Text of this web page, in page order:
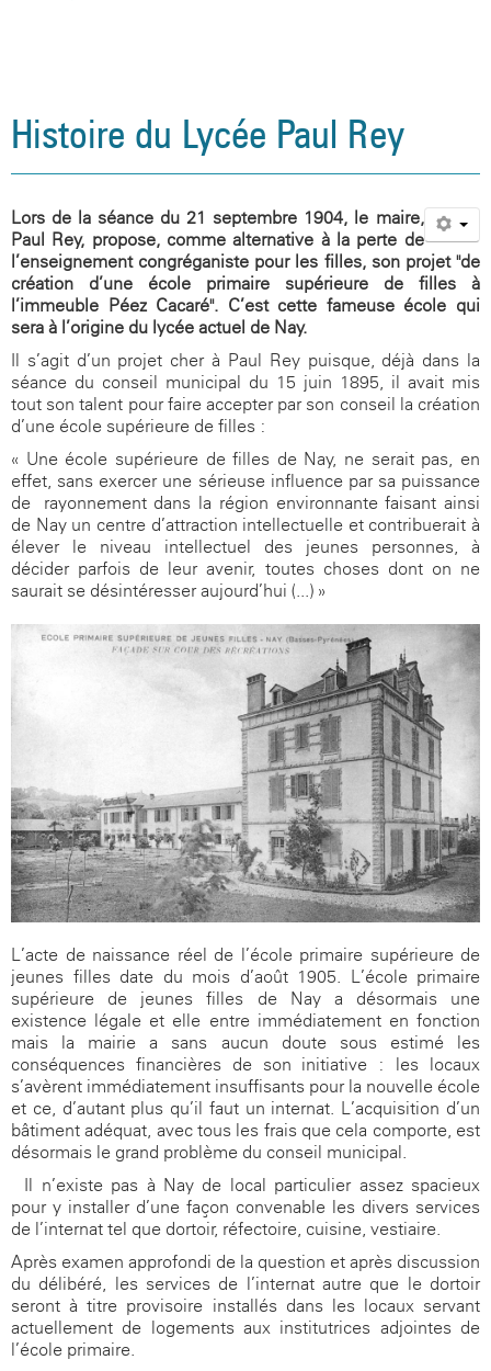
Blog médiation par les pairs
Examens / Résultats
Visite virtuelle du collège
Option Sciences et Laboratoire
Option Management Gestion
Citoyenneté
CESC
Blog citoyen
Sécurité
Orientation et examens
Examens / Résultats
Anciens élèves
Informations
Photos de classes
Galerie photos
Histoire du Lycée Paul Rey
Lors de la séance du 21 septembre 1904, le maire,
Paul Rey, propose, comme alternative à la perte de
l’enseignement congréganiste pour les filles, son projet "de
création d’une école primaire supérieure de filles à
l’immeuble Péez Cacaré". C’est cette fameuse école qui
sera à l’origine du lycée actuel de Nay.
Il s’agit d’un projet cher à Paul Rey puisque, déjà dans la
séance du conseil municipal du 15 juin 1895, il avait mis
tout son talent pour faire accepter par son conseil la création
d’une école supérieure de filles :
« Une école supérieure de filles de Nay, ne serait pas, en
effet, sans exercer une sérieuse influence par sa puissance
de rayonnement dans la région environnante faisant ainsi
de Nay un centre d’attraction intellectuelle et contribuerait à
élever le niveau intellectuel des jeunes personnes, à
décider parfois de leur avenir, toutes choses dont on ne
saurait se désintéresser aujourd’hui (...) »
L’acte de naissance réel de l’école primaire supérieure de
jeunes filles date du mois d’août 1905. L’école primaire
supérieure de jeunes filles de Nay a désormais une
existence légale et elle entre immédiatement en fonction
mais la mairie a sans aucun doute sous estimé les
conséquences financières de son initiative : les locaux
s’avèrent immédiatement insuffisants pour la nouvelle école
et ce, d’autant plus qu’il faut un internat. L’acquisition d’un
bâtiment adéquat, avec tous les frais que cela comporte, est
désormais le grand problème du conseil municipal.
Il n’existe pas à Nay de local particulier assez spacieux
pour y installer d’une façon convenable les divers services
de l’internat tel que dortoir, réfectoire, cuisine, vestiaire.
Après examen approfondi de la question et après discussion
du délibéré, les services de l’internat autre que le dortoir
seront à titre provisoire installés dans les locaux servant
actuellement de logements aux institutrices adjointes de
l’école primaire.